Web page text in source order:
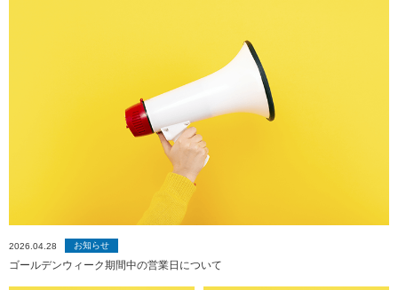
2026.04.28 お知らせ
ゴールデンウィーク期間中の営業日について